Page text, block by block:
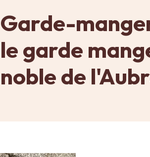
Garde-
le garde
noble de